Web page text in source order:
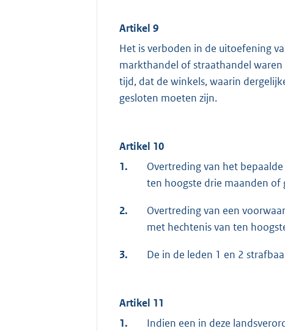
Artikel 9
Het is verboden in de uitoefening
markthandel of straathandel
tijd, dat de winkels, waarin
gesloten moeten zijn.
Artikel 10
1.
Overtreding van het
ten hoogste drie maanden of
2.
Overtreding van een
met hechtenis van ten
3. De in de leden 1 en 2
Artikel 11
1.
Indien een in deze